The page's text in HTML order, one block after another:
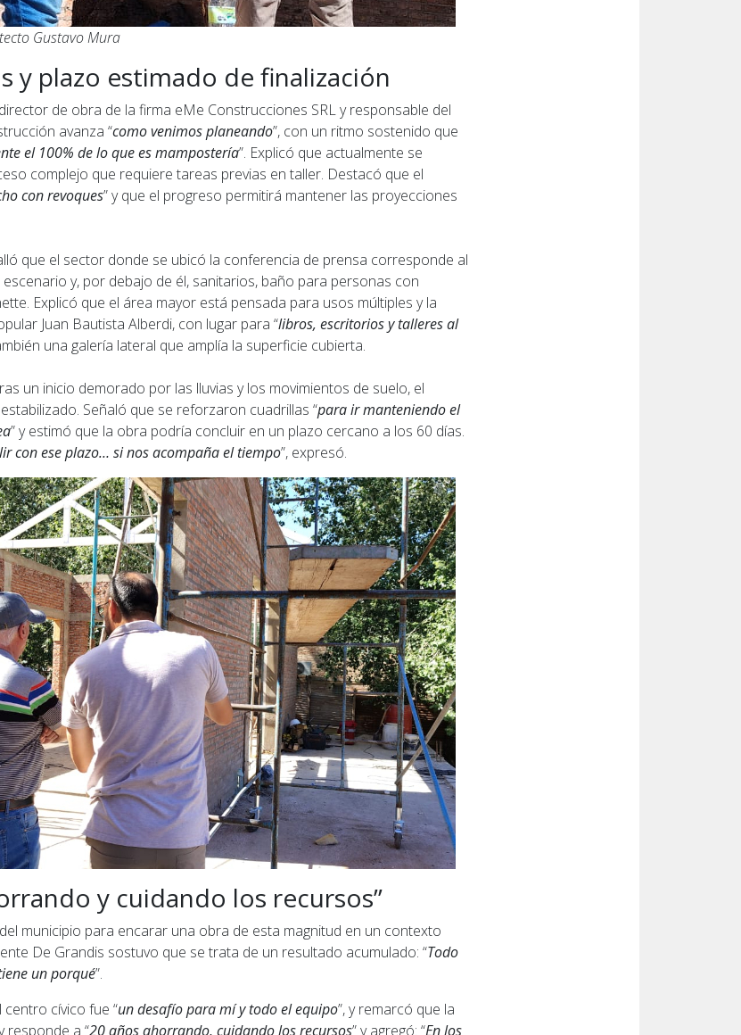
Gustavo Mura
y plazo estimado de finalización
de obra de la firma eMe Construcciones SRL y responsable del
avanza “como venimos planeando”, con un ritmo sostenido que
el 100% de lo que es mampostería”. Explicó que actualmente se
complejo que requiere tareas previas en taller. Destacó que el
con revoques” y que el progreso permitirá mantener las proyecciones
que el sector donde se ubicó la conferencia de prensa corresponde al
escenario y, por debajo de él, sanitarios, baño para personas con
Explicó que el área mayor está pensada para usos múltiples y la
Juan Bautista Alberdi, con lugar para “libros, escritorios y talleres al
una galería lateral que amplía la superficie cubierta.
un inicio demorado por las lluvias y los movimientos de suelo, el
Señaló que se reforzaron cuadrillas “para ir manteniendo el
” y estimó que la obra podría concluir en un plazo cercano a los 60 días.
con ese plazo… si nos acompaña el tiempo”, expresó.
y cuidando los recursos”
municipio para encarar una obra de esta magnitud en un contexto
De Grandis sostuvo que se trata de un resultado acumulado: “Todo
un porqué”.
cívico fue “un desafío para mí y todo el equipo”, y remarcó que la
responde a “20 años ahorrando, cuidando los recursos” y agregó: “En los